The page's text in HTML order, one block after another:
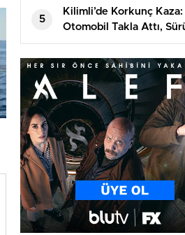
5
Kilimli’de Korkunç Kaza:
Otomobil Takla Attı,
Ağır Yaralı